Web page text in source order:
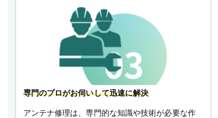
専門のプロがお伺いして迅速に解決
アンテナ修理は、専門的な知識や技術が必要な作